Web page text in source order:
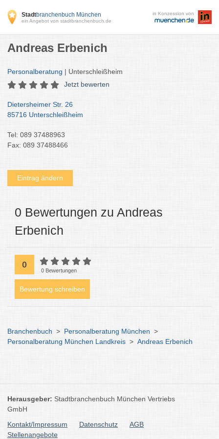
Stadtbranchenbuch München
ein Angebot von stadtbranchenbuch.de
in Konzession von
Andreas Erbenich
Personalberatung | Unterschleißheim
Jetzt bewerten
Dietersheimer Str. 26
85716 Unterschleißheim
Tel: 089 37488963
Fax: 089 37488466
Eintrag ändern
0 Bewertungen zu Andreas
Erbenich
0
0 Bewertungen
Bewertung schreiben
Branchenbuch > Personalberatung München >
Personalberatung München Landkreis > Andreas Erbenich
Herausgeber: Stadtbranchenbuch München Vertriebs
GmbH
Kontakt/Impressum
Datenschutz
AGB
Stellenangebote